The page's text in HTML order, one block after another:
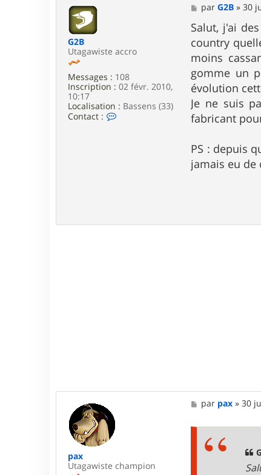
G2B
Utagawiste accro
Messages : 108
Inscription : 02 févr. 2010,
10:17
Localisation : Bassens (33)
Contact :
M
e
s
s
a
g
e
parG2B »30
Salut, j'ai
country
moins
gomme un
évolution
Je ne suis
fabricant
PS : depuis
jamais eu de
pax
Utagawiste champion
M
e
par pax »30